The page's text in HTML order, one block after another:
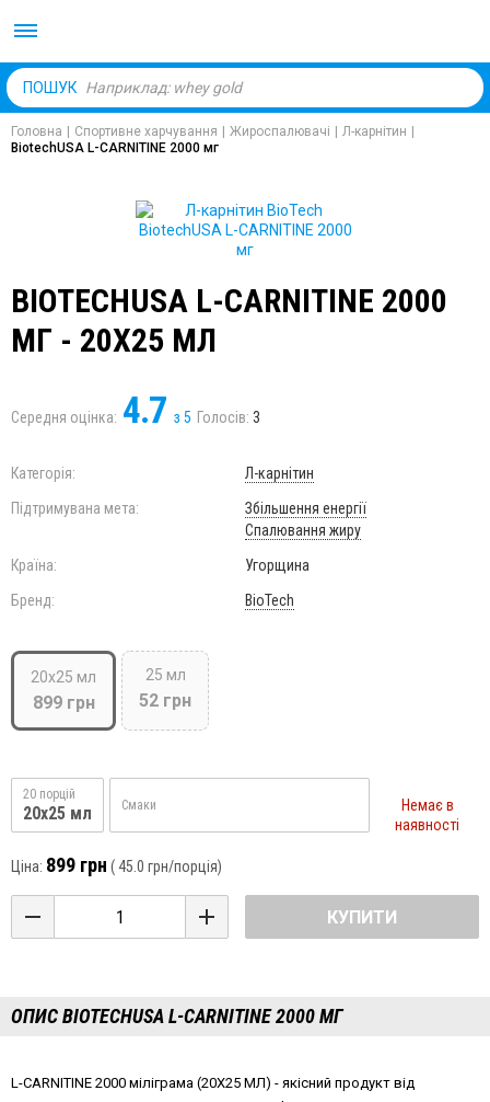
ПОШУК
Головна Спортивне харчування Жироспалювачі Л-карнітин
BiotechUSA L-CARNITINE 2000 мг
BIOTECHUSA L-CARNITINE 2000
МГ - 20X25 МЛ
Середня оцінка: 4.7 з 5 Голосів: 3
Категорія:
Л-карнітин
Підтримувана мета:
Збільшення енергії
Спалювання жиру
Країна:
Угорщина
Бренд:
BioTech
20x25 мл
899 грн
25 мл
52 грн
20 порцій
20x25 мл Смаки
Немає в
наявності
Ціна: 899 грн (45.0 грн/порція)
КУПИТИ
ОПИС BIOTECHUSA L-CARNITINE 2000 МГ
L-CARNITINE 2000 міліграма (20Х25 МЛ) - якісний продукт від